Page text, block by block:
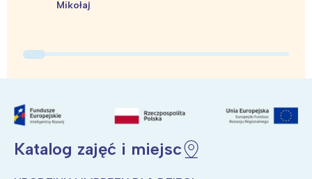
Mikołaj
Katalog zajęć i miejsc